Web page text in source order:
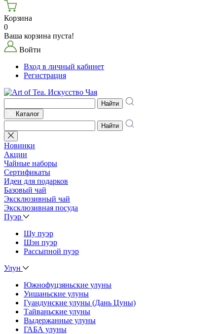
Корзина
0
Ваша корзина пуста!
Войти
Вход в личный кабинет
Регистрация
Найти
Каталог
Найти
Новинки
Акции
Чайные наборы
Сертификаты
Идеи для подарков
Базовый чай
Эксклюзивный чай
Эксклюзивная посуда
Пуэр
Шу пуэр
Шэн пуэр
Рассыпной пуэр
Улун
Южнофуцзяньские улуны
Уишаньские улуны
Гуандунские улуны (Дань Цуны)
Тайваньские улуны
Выдержанные улуны
ГАБА улуны